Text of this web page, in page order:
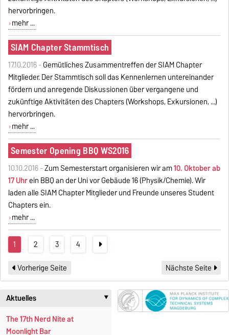
hervorbringen.
mehr ...
SIAM Chapter Stammtisch
17.10.2016 -Gemütliches Zusammentreffen der SIAM Chapter
Mitglieder. Der Stammtisch soll das Kennenlernen untereinander
fördern und anregende Diskussionen über vergangene und
zukünftige Aktivitäten des Chapters (Workshops, Exkursionen, ...)
hervorbringen.
mehr ...
Semester Opening BBQ WS2016
10.10.2016 -Zum Semesterstart organisieren wir am10. Oktober ab
17 Uhrein BBQ an der Uni vor Gebäude 16 (Physik/Chemie). Wir
laden alle SIAM Chapter Mitglieder und Freunde unseres Student
Chapters ein.
mehr ...
1 2 3
4
Vorherige Seite
Nächste Seite
Aktuelles ‣
The 17th Nerd Nite at
Moonlight Bar